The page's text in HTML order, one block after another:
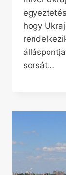
hogy
sorsát…